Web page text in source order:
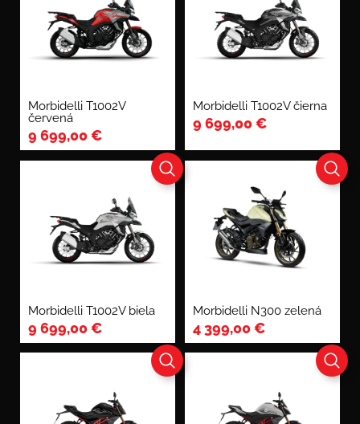
Morbidelli T1002V
červená
9 699,00€
Morbidelli T1002V čierna
9 699,00€
Morbidelli T1002V biela
9 699,00€
Morbidelli N300 zelená
4 399,00€